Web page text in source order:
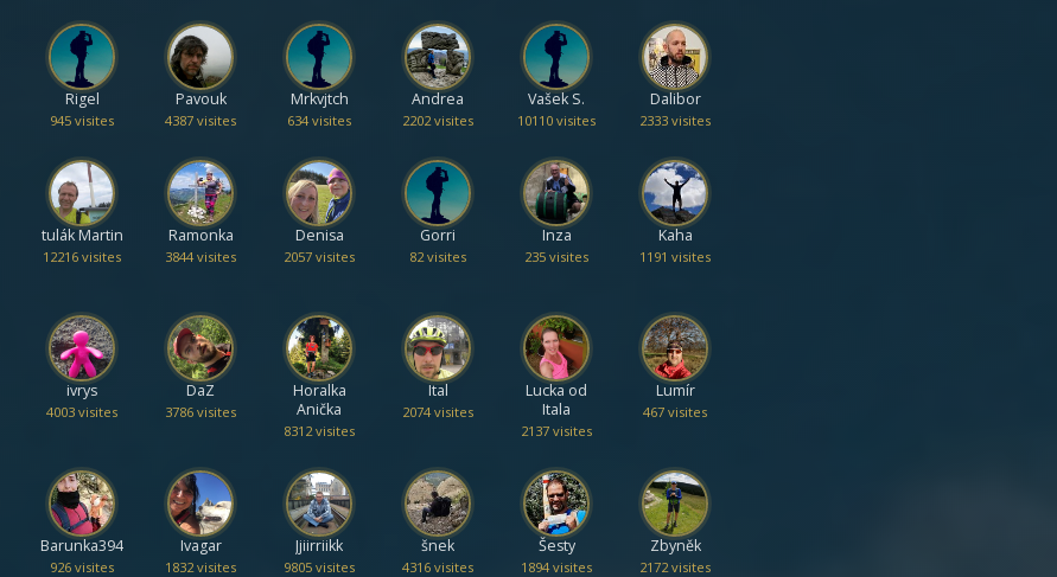
Rigel
945 visites
Pavouk
4387 visites
Mrkvjtch
634 visites
Andrea
2202 visites
Vašek S.
10110 visites
Dalibor
2333 visites
tulák Martin
12216 visites
Ramonka
3844 visites
Denisa
2057 visites
Gorri
82 visites
Inza
235 visites
Kaha
1191 visites
ivrys
4003 visites
DaZ
3786 visites
Horalka
Anička
8312 visites
Ital
2074 visites
Lucka od
Itala
2137 visites
Lumír
467 visites
Barunka394
926 visites
Ivagar
1832 visites
Jjiirriikk
9805 visites
šnek
4316 visites
Šesty
1894 visites
Zbyněk
2172 visites